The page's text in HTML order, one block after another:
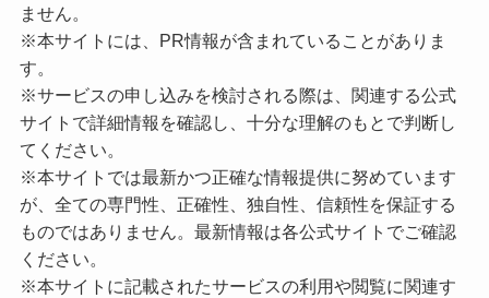
ません。
※本サイトには、PR情報が含まれていることがありま
す。
※サービスの申し込みを検討される際は、関連する公式
サイトで詳細情報を確認し、十分な理解のもとで判断し
てください。
※本サイトでは最新かつ正確な情報提供に努めています
が、全ての専門性、正確性、独自性、信頼性を保証する
ものではありません。最新情報は各公式サイトでご確認
ください。
※本サイトに記載されたサービスの利用や閲覧に関連す